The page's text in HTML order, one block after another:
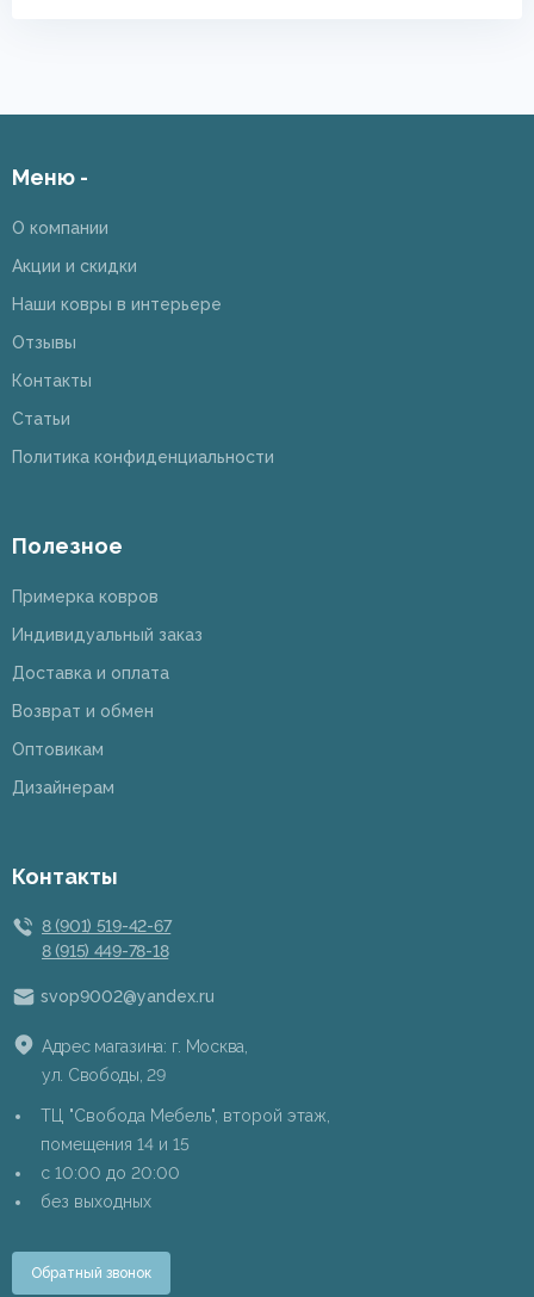
Меню -
О компании
Акции и скидки
Наши ковры в интерьере
Отзывы
Контакты
Статьи
Политика конфиденциальности
Полезное
Примерка ковров
Индивидуальный заказ
Доставка и оплата
Возврат и обмен
Оптовикам
Дизайнерам
Контакты
8 (901) 519-42-67
8 (915) 449-78-18
svop9002@yandex.ru
Адрес магазина: г. Москва,
ул. Свободы, 29
ТЦ "Свобода Мебель", второй этаж,
помещения 14 и 15
c 10:00 до 20:00
без выходных
Обратный звонок